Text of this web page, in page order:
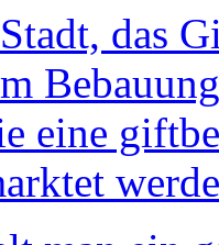
das
eine